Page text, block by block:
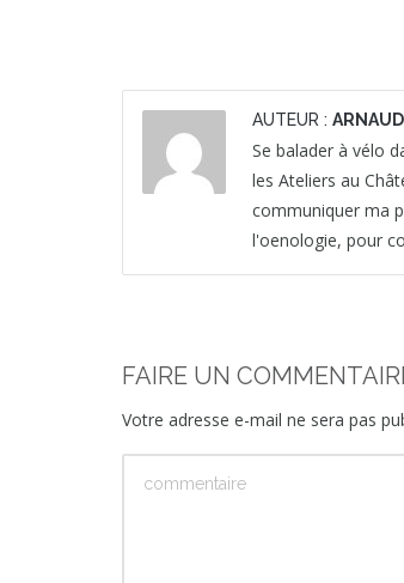
AUTEUR :
Se balader à vélo
les Ateliers au
communiquer ma
l'oenologie, pour
FAIRE UN
Votre adresse e-mail ne sera pas